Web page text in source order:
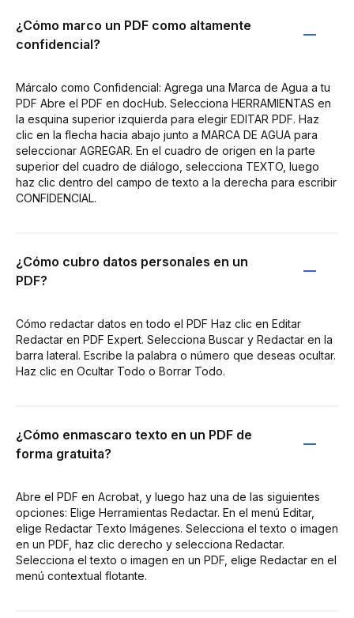
¿Cómo marco un PDF como altamente
confidencial?
Márcalo como Confidencial: Agrega una Marca de Agua a tu
PDF Abre el PDF en docHub. Selecciona HERRAMIENTAS en
la esquina superior izquierda para elegir EDITAR PDF. Haz
clic en la flecha hacia abajo junto a MARCA DE AGUA para
seleccionar AGREGAR. En el cuadro de origen en la parte
superior del cuadro de diálogo, selecciona TEXTO, luego
haz clic dentro del campo de texto a la derecha para escribir
CONFIDENCIAL.
¿Cómo cubro datos personales en un
PDF?
Cómo redactar datos en todo el PDF Haz clic en Editar
Redactar en PDF Expert. Selecciona Buscar y Redactar en la
barra lateral. Escribe la palabra o número que deseas ocultar.
Haz clic en Ocultar Todo o Borrar Todo.
¿Cómo enmascaro texto en un PDF de
forma gratuita?
Abre el PDF en Acrobat, y luego haz una de las siguientes
opciones: Elige Herramientas Redactar. En el menú Editar,
elige Redactar Texto Imágenes. Selecciona el texto o imagen
en un PDF, haz clic derecho y selecciona Redactar.
Selecciona el texto o imagen en un PDF, elige Redactar en el
menú contextual flotante.